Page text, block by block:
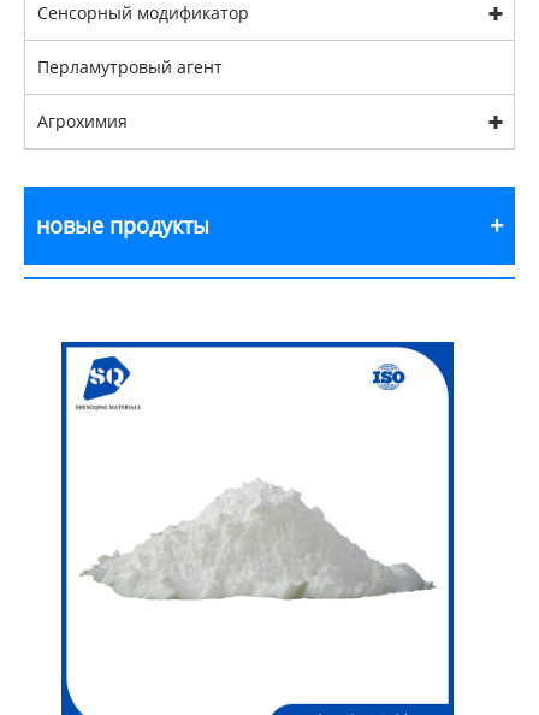
Сенсорный модификатор
Перламутровый агент
Агрохимия
новые продукты